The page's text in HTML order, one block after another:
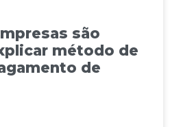
são
método de
de